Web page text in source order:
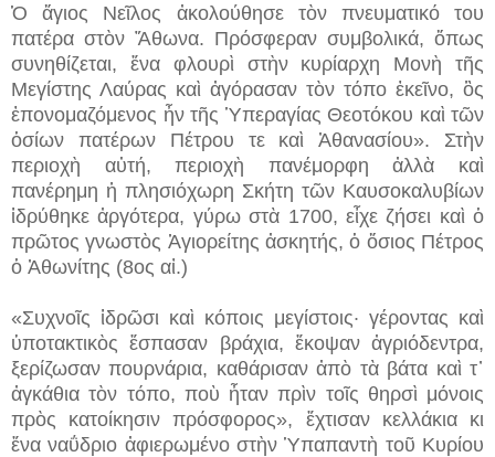
Ὁ ἅγιος Νεῖλος ἀκολούθησε τὸν πνευματικό του
πατέρα στὸν Ἄθωνα. Πρόσφεραν συμβολικά, ὅπως
συνηθίζεται, ἕνα φλουρὶ στὴν κυρίαρχη Μονὴ τῆς
Μεγίστης Λαύρας καὶ ἀγόρασαν τὸν τόπο ἐκεῖνο, ὃς
ἐπονομαζόμενος ἦν τῆς Ὑπεραγίας Θεοτόκου καὶ τῶν
ὁσίων πατέρων Πέτρου τε καὶ Ἀθανασίου». Στὴν
περιοχὴ αὐτή, περιοχὴ πανέμορφη ἀλλὰ καὶ
πανέρημη ἡ πλησιόχωρη Σκήτη τῶν Καυσοκαλυβίων
ἱδρύθηκε ἀργότερα, γύρω στὰ 1700, εἶχε ζήσει καὶ ὁ
πρῶτος γνωστὸς Ἁγιορείτης ἀσκητής, ὁ ὅσιος Πέτρος
ὁ Ἀθωνίτης (8ος αἰ.)
«Συχνοῖς ἱδρῶσι καὶ κόποις μεγίστοις· γέροντας καὶ
ὑποτακτικὸς ἔσπασαν βράχια, ἔκοψαν ἀγριόδεντρα,
ξερίζωσαν πουρνάρια, καθάρισαν ἀπὸ τὰ βάτα καὶ τ᾿
ἀγκάθια τὸν τόπο, ποὺ ἦταν πρὶν τοῖς θηρσὶ μόνοις
πρὸς κατοίκησιν πρόσφορος», ἔχτισαν κελλάκια κι
ἕνα ναΰδριο ἀφιερωμένο στὴν Ὑπαπαντὴ τοῦ Κυρίου